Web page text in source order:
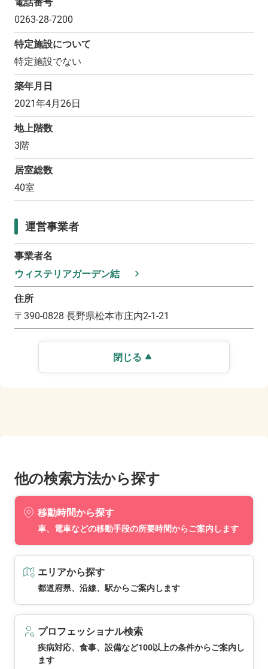
電話番号
0263-28-7200
特定施設について
特定施設でない
築年月日
2021年4月26日
地上階数
3階
居室総数
40室
運営事業者
事業者名
ウィステリアガーデン結
住所
〒 390-0828 長野県松本市庄内2-1-21
閉じる
他の検索方法から探す
移動時間から探す
車、電車などの移動手段の所要時間からご案内します
エリアから探す
都道府県、沿線、駅からご案内します
プロフェッショナル検索
疾病対応、食事、設備など100以上の条件からご案内し
ます